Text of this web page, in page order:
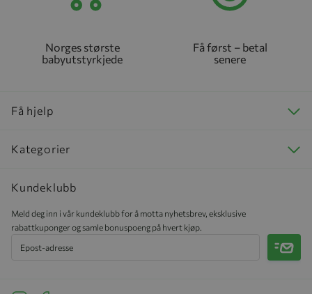
Norges største
babyutstyrkjede
Få først – betal
senere
Få hjelp
Kategorier
Kundeklubb
Meld deg inn i vår kundeklubb for å motta nyhetsbrev, eksklusive
rabattkuponger og samle bonuspoeng på hvert kjøp.
Meld